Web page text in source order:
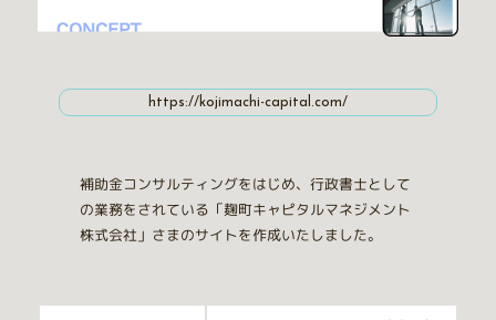
https://kojimachi-capital.com/
補助金コンサルティングをはじめ、行政書士として
の業務をされている「麹町キャピタルマネジメント
株式会社」さまのサイトを作成いたしました。